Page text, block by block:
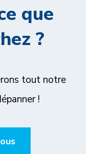
que
?
tout notre
!